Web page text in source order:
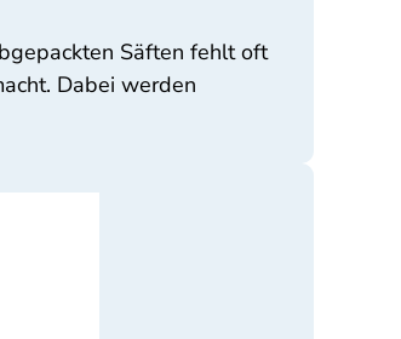
Säften fehlt oft
Dabei werden